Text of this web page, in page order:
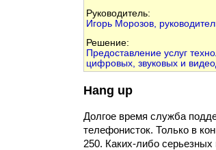
Руководитель:
Игорь Морозов,
Решение:
Предоставление услуг
цифровых, звуковых и
Hang up
Долгое время служба
телефонисток. Только в
250. Каких-либо